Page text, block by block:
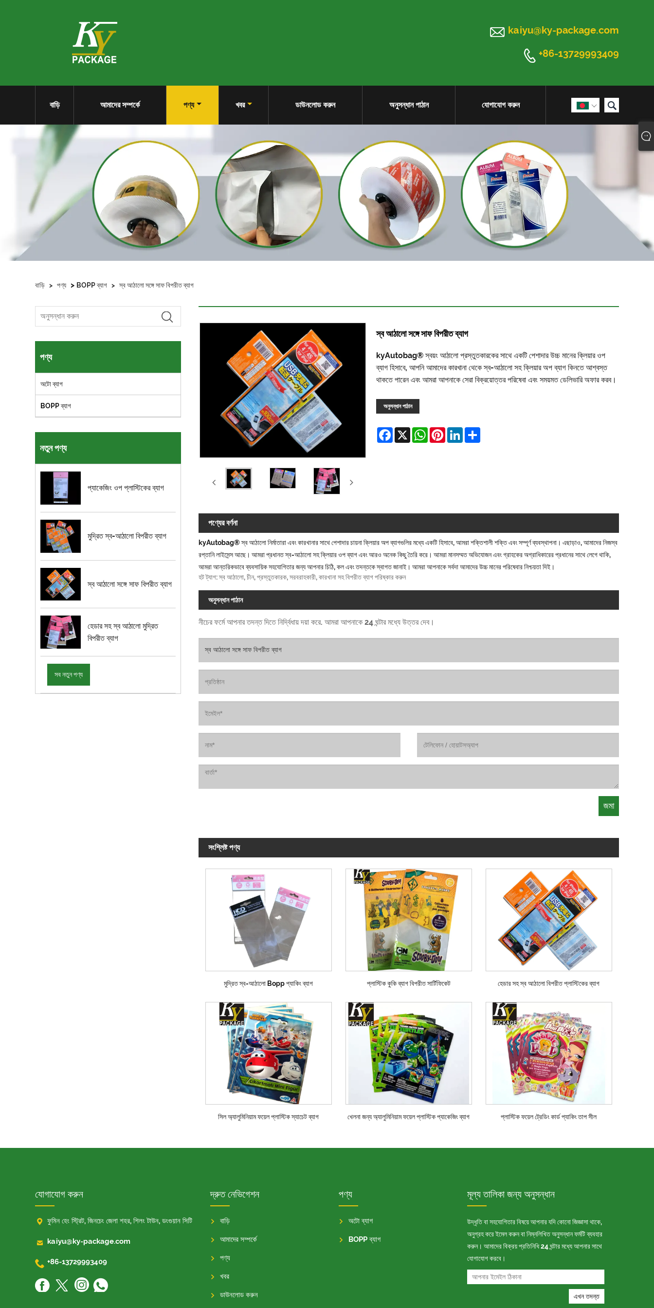
 kaiyu@ky-package.com
 +86-13729993409
 
বাড়ি আমাদের সম্পর্কে পণ্য খবর ডাউনলোড করুন অনুসন্ধান পাঠান যোগাযোগ করুন
বাড়ি > পণ্য > BOPP ব্যাগ > স্ব আঠালো সঙ্গে সাফ বিপরীত ব্যাগ
পণ্য
অটো ব্যাগ
BOPP ব্যাগ
নতুন পণ্য
প্যাকেজিং ওপ প্লাস্টিকের ব্যাগ
মুদ্রিত স্ব-আঠালো বিপরীত ব্যাগ
স্ব আঠালো সঙ্গে সাফ বিপরীত ব্যাগ
হেডার সহ স্ব আঠালো মুদ্রিত
বিপরীত ব্যাগ
সব নতুন পণ্য
স্ব আঠালো সঙ্গে সাফ বিপরীত ব্যাগ
kyAutobag® স্বয়ং আঠালো প্রস্তুতকারকের সাথে একটি পেশাদার উচ্চ মানের ক্লিয়ার ওপ
ব্যাগ হিসাবে, আপনি আমাদের কারখানা থেকে স্ব-আঠালো সহ ক্লিয়ার অপ ব্যাগ কিনতে আশ্বস্ত
থাকতে পারেন এবং আমরা আপনাকে সেরা বিক্রয়োত্তর পরিষেবা এবং সময়মত ডেলিভারি অফার করব।
অনুসন্ধান পাঠান
Facebook
X WhatsApp
Pinterest
LinkedIn
Share
পণ্যের বর্ণনা
kyAutobag® স্ব আঠালো নির্মাতারা এবং কারখানার সাথে পেশাদার চায়না ক্লিয়ার অপ ব্যাগগুলির মধ্যে একটি হিসাবে, আমরা শক্তিশালী শক্তি এবং সম্পূর্ণ ব্যবস্থাপনা। এছাড়াও, আমাদের নিজস্ব
রপ্তানি লাইসেন্স আছে। আমরা প্রধানত স্ব-আঠালো সহ ক্লিয়ার ওপ ব্যাগ এবং আরও অনেক কিছু তৈরি করে। আমরা মানসম্মত অভিযোজন এবং গ্রাহকের অগ্রাধিকারের প্রধানের সাথে লেগে থাকি,
আমরা আন্তরিকভাবে ব্যবসায়িক সহযোগিতার জন্য আপনার চিঠি, কল এবং তদন্তকে স্বাগত জানাই। আমরা আপনাকে সর্বদা আমাদের উচ্চ মানের পরিষেবার নিশ্চয়তা দিই।
হট ট্যাগ: স্ব আঠালো, চীন, প্রস্তুতকারক, সরবরাহকারী, কারখানা সহ বিপরীত ব্যাগ পরিষ্কার করুন
অনুসন্ধান পাঠান
নীচের ফর্মে আপনার তদন্ত দিতে নির্দ্বিধায় দয়া করে. আমরা আপনাকে 24 ঘন্টার মধ্যে উত্তর দেব।
সংশ্লিষ্ট পণ্য
মুদ্রিত স্ব-আঠালো Bopp প্যাকিং ব্যাগ প্লাস্টিক কুকি ব্যাগ বিপরীত সার্টিফিকেট হেডার সহ স্ব আঠালো বিপরীত প্লাস্টিকের ব্যাগ
সিল অ্যালুমিনিয়াম ফয়েল প্লাস্টিক স্যাচেট ব্যাগ খেলনা জন্য অ্যালুমিনিয়াম ফয়েল প্লাস্টিক প্যাকেজিং ব্যাগ প্লাস্টিক ফয়েল ট্রেডিং কার্ড প্যাকিং তাপ সীল
যোগাযোগ করুন
 ফুমিন হেং স্ট্রিট, জিনচেং জেলা শহর, শিলং টাউন, ডংগুয়ান সিটি
 kaiyu@ky-package.com
 +86-13729993409
দ্রুত নেভিগেশন
বাড়ি
আমাদের সম্পর্কে
পণ্য
খবর
ডাউনলোড করুন
পণ্য
অটো ব্যাগ
BOPP ব্যাগ
মূল্য তালিকা জন্য অনুসন্ধান
উদ্ধৃতি বা সহযোগিতার বিষয়ে আপনার যদি কোনো জিজ্ঞাসা থাকে,
অনুগ্রহ করে ইমেল করুন বা নিম্নলিখিত অনুসন্ধান ফর্মটি ব্যবহার
করুন। আমাদের বিক্রয় প্রতিনিধি 24 ঘন্টার মধ্যে আপনার সাথে
যোগাযোগ করবে।